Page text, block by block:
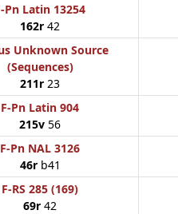
Pn Latin 13254
162r 42
Unknown Source
(Sequences)
211r 23
F-Pn Latin 904
215v 56
F-Pn NAL 3126
46rb41
F-RS 285 (169)
69r 42